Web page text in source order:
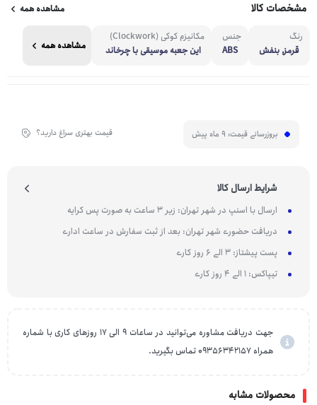
مشخصات کالا مشاهده همه
رنگ
قرمز, بنفش
جنس
ABS
مکانیزم کوکی (Clockwork)
این جعبه موسیقی با چرخاند
مشاهده همه
بروزرسانی قیمت: 9 ماه پیش قیمت بهتری سراغ دارید؟
شرایط ارسال کالا
ارسال با اسنپ در شهر تهران: زیر 3 ساعت به صورت پس کرایه
دریافت حضوری شهر تهران: بعد از ثبت سفارش در ساعت اداری
پست پیشتاز: 3 الی 6 روز کاری
تیپاکس: 1 الی 4 روز کاری
جهت دریافت مشاوره می‌توانید در ساعات 9 الی 17 روزهای کاری با شماره
همراه 09356342157 تماس بگیرید.
محصولات مشابه